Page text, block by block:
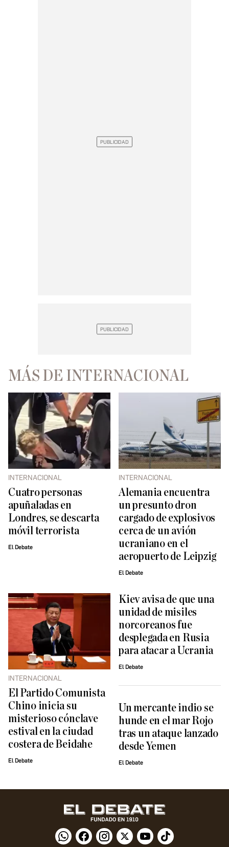
MÁS DE INTERNACIONAL
INTERNACIONAL
Cuatro personas
apuñaladas en
Londres, se descarta
móvil terrorista
El Debate
INTERNACIONAL
Alemania encuentra
un presunto dron
cargado de explosivos
cerca de un avión
ucraniano en el
aeropuerto de Leipzig
El Debate
INTERNACIONAL
El Partido Comunista
Chino inicia su
misterioso cónclave
estival en la ciudad
costera de Beidahe
El Debate
Kiev avisa de que una
unidad de misiles
norcoreanos fue
desplegada en Rusia
para atacar a Ucrania
El Debate
Un mercante indio se
hunde en el mar Rojo
tras un ataque lanzado
desde Yemen
El Debate